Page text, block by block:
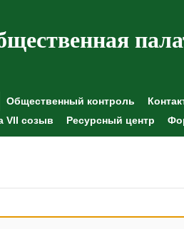
Общественный контроль
VII созыв
Ресурсный центр